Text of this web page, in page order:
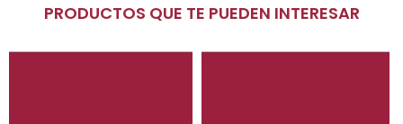
PRODUCTOS QUE TE PUEDEN INTERESAR